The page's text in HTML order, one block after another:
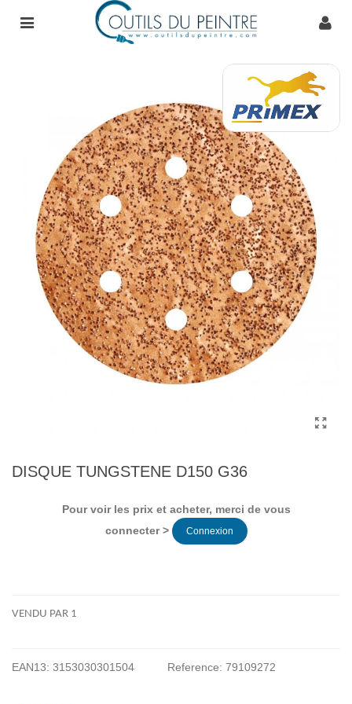
DISQUE TUNGSTENE D150 G36
Pour voir les prix et acheter, merci de vous
connecter >
Connexion
VENDU PAR 1
EAN13: 3153030301504 Reference: 79109272